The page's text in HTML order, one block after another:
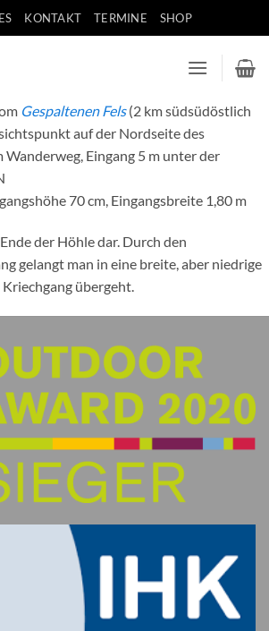
KONTAKT TERMINE SHOP
Gespaltenen Fels(2 km südsüdöstlich
auf der Nordseite des
Wanderweg, Eingang 5 m unter der
70 cm, Eingangsbreite 1,80 m
der Höhle dar. Durch den
gelangt man in eine breite, aber niedrige
übergeht.